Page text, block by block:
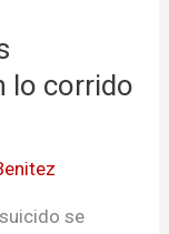
lo corrido
se